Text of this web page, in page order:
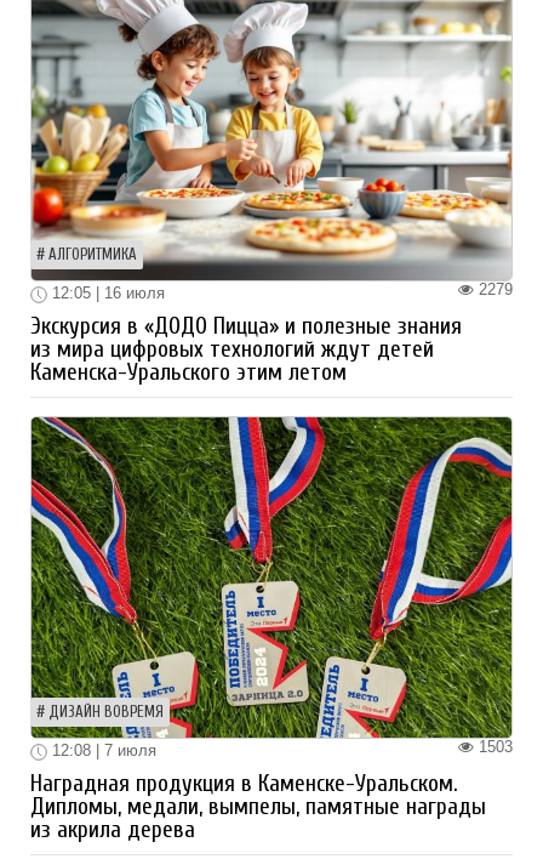
АЛГОРИТМИКА
2279
12:05 | 16 июля
Экскурсия в «ДОДО Пицца» и полезные знания
из мира цифровых технологий ждут детей
Каменска-Уральского этим летом
ДИЗАЙН ВОВРЕМЯ
1503
12:08 | 7 июля
Наградная продукция в Каменске-Уральском.
Дипломы, медали, вымпелы, памятные награды
из акрила дерева